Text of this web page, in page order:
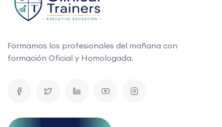
Formamos los profesionales del mañana con
formación Oficial y Homologada.